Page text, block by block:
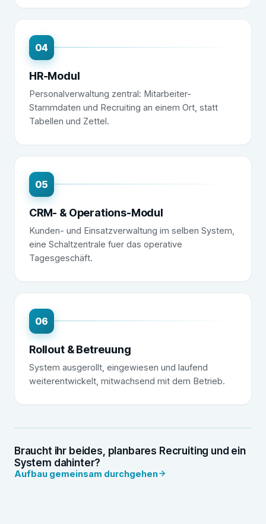
04
HR-Modul
Personalverwaltung zentral: Mitarbeiter-
Stammdaten und Recruiting an einem Ort, statt
Tabellen und Zettel.
05
CRM- & Operations-Modul
Kunden- und Einsatzverwaltung im selben System,
eine Schaltzentrale fuer das operative
Tagesgeschäft.
06
Rollout & Betreuung
System ausgerollt, eingewiesen und laufend
weiterentwickelt, mitwachsend mit dem Betrieb.
Braucht ihr beides, planbares Recruiting und ein
System dahinter?
Aufbau gemeinsam durchgehen